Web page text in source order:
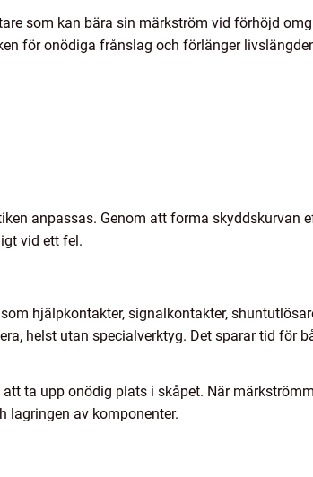
som kan bära sin märkström vid förhöjd
för onödiga frånslag och förlänger
anpassas. Genom att forma skyddskurvan
vid ett fel.
hjälpkontakter, signalkontakter,
helst utan specialverktyg. Det sparar tid för
ta upp onödig plats i skåpet. När
lagringen av komponenter.